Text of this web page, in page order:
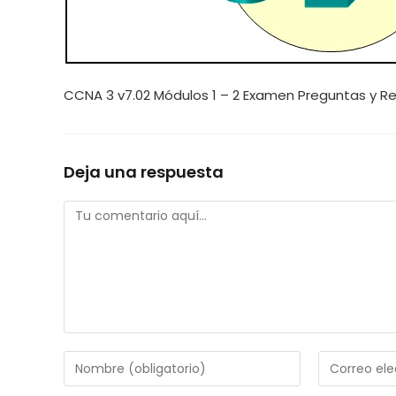
CCNA 3 v7.02 Módulos 1 – 2 Examen Preguntas y
Deja una respuesta
Comentario
Introduce
tu
Introduce
tu